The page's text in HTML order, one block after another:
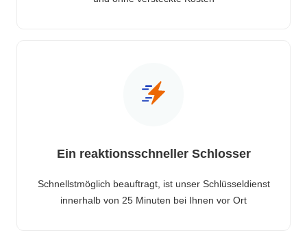
Ein reaktionsschneller Schlosser
Schnellstmöglich beauftragt, ist unser Schlüsseldienst
innerhalb von 25 Minuten bei Ihnen vor Ort